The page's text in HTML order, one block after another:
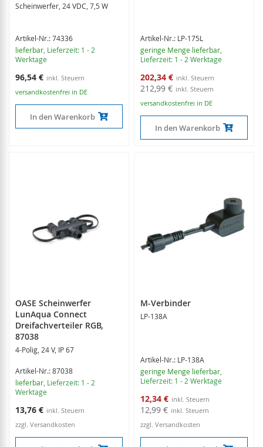
Scheinwerfer, 24 VDC, 7,5 W
Artikel-Nr.: 74336
lieferbar , Lieferzeit: 1 - 2
Werktage
96,54 €
versandkostenfrei in DE
In den Warenkorb
Artikel-Nr.: LP-175L
geringe Menge lieferbar
Lieferzeit: 1 - 2 Werktage
Sonderangebot
202,34 €
212,99 €
versandkostenfrei in DE
In den Warenkorb
OASE Scheinwerfer
LunAqua Connect
Dreifachverteiler RGB,
87038
4-Polig, 24 V, IP 67
Artikel-Nr.: 87038
lieferbar, Lieferzeit: 1 - 2
Werktage
13,76 €
zzgl. Versandkosten
M-Verbinder
LP-138A
Artikel-Nr.: LP-138A
geringe Menge lieferbar,
Lieferzeit: 1 - 2 Werktage
Sonderangebot
12,34 €
12,99 €
zzgl. Versandkosten